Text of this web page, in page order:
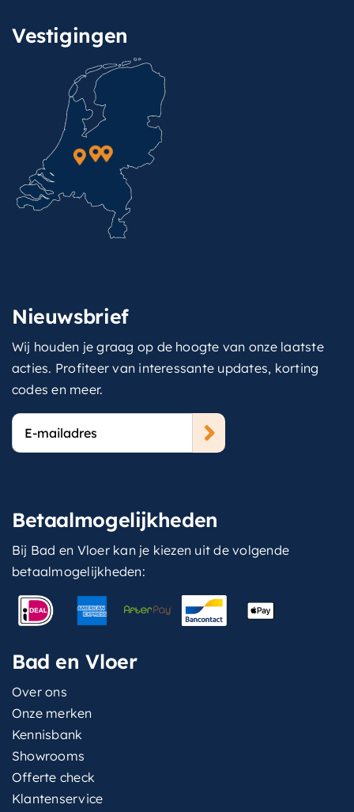
Vestigingen
Nieuwsbrief
Wij houden je graag op de hoogte van onze laatste
acties. Profiteer van interessante updates, korting
codes en meer.
E-
mailadres
Betaalmogelijkheden
Bij Bad en Vloer kan je kiezen uit de volgende
betaalmogelijkheden:
Bad en Vloer
Over ons
Onze merken
Kennisbank
Showrooms
Offerte check
Klantenservice